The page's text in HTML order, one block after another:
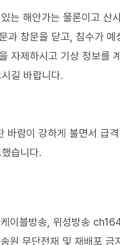
는 해안가는 물론이고 산
과 창문을 닫고, 침수가
자제하시고 기상 정보를
길 바랍니다.
바람이 강하게 불면서 급
습니다.
이블방송, 위성방송
원 무단전재 및 재배포 금